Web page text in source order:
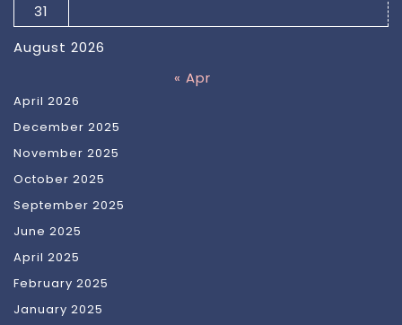
August 2026
31
« Apr
April 2026
December 2025
November 2025
October 2025
September 2025
June 2025
April 2025
February 2025
January 2025